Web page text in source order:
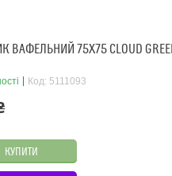
ВАФЕЛЬНИЙ 75X75 CLOUD
Код: 5111093
КУПИТИ